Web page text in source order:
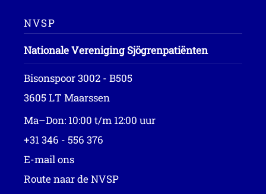
NVSP
Nationale Vereniging Sjögrenpatiënten
Bisonspoor 3002 - B505
3605 LT Maarssen
Ma–Don: 10:00 t/m 12:00 uur
+31 346 - 556 376
E-mail ons
Route naar de NVSP